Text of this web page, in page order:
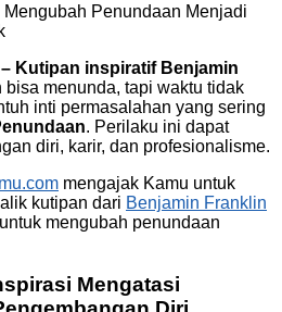
Mengubah Penundaan Menjadi
Kutipan inspiratif Benjamin
bisa menunda, tapi waktu tidak
inti permasalahan yang sering
. Perilaku ini dapat
diri, karir, dan profesionalisme.
mengajak Kamu untuk
kutipan dari Benjamin Franklin
mengubah penundaan
Mengatasi